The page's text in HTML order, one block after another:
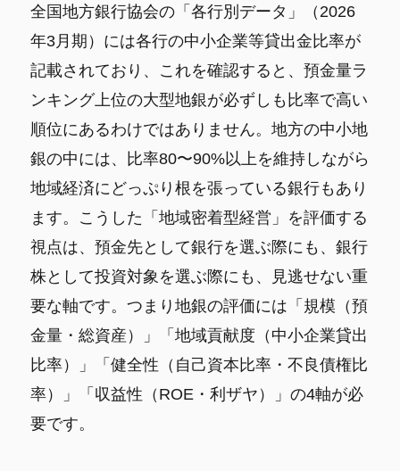
全国地方銀行協会の「各行別データ」（2026
年3月期）には各行の中小企業等貸出金比率が
記載されており、これを確認すると、預金量ラ
ンキング上位の大型地銀が必ずしも比率で高い
順位にあるわけではありません。地方の中小地
銀の中には、比率80〜90%以上を維持しながら
地域経済にどっぷり根を張っている銀行もあり
ます。こうした「地域密着型経営」を評価する
視点は、預金先として銀行を選ぶ際にも、銀行
株として投資対象を選ぶ際にも、見逃せない重
要な軸です。つまり地銀の評価には「規模（預
金量・総資産）」「地域貢献度（中小企業貸出
比率）」「健全性（自己資本比率・不良債権比
率）」「収益性（ROE・利ザヤ）」の4軸が必
要です。